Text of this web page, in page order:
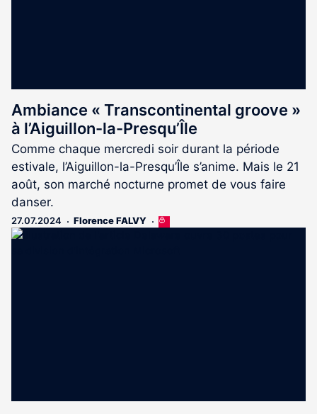
Ambiance « Transcontinental groove »
à l’Aiguillon-la-Presqu’Île
Comme chaque mercredi soir durant la période
estivale, l’Aiguillon-la-Presqu’Île s’anime. Mais le 21
août, son marché nocturne promet de vous faire
danser.
27.07.2024 Florence FALVY
Cet